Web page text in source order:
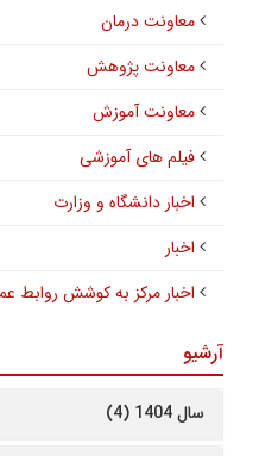
معاونت درمان
معاونت پژوهش
معاونت آموزش
فیلم های آموزشی
اخبار دانشگاه و وزارت
اخبار
اخبار مرکز به کوشش روابط
آرشیو
سال 1404 (4)